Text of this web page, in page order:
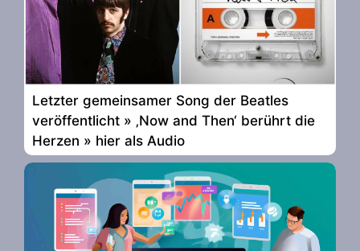
Letzter gemeinsamer Song der Beatles
veröffentlicht » ‚Now and Then‘ berührt die
Herzen » hier als Audio